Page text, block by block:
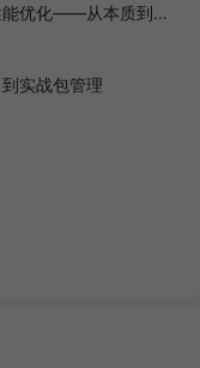
React 受控/非受控组件与 React.memo 性能优化——从本质到实战
实战包管理